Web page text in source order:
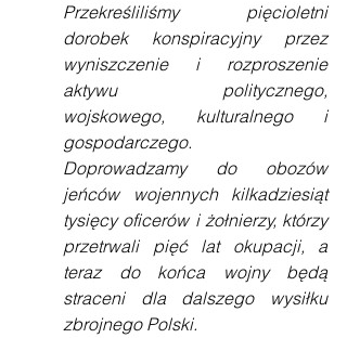
Przekreśliliśmy pięcioletni
dorobek konspiracyjny przez
wyniszczenie i rozproszenie
aktywu politycznego,
wojskowego, kulturalnego i
gospodarczego.
Doprowadzamy do obozów
jeńców wojennych kilkadziesiąt
tysięcy oficerów i żołnierzy, którzy
przetrwali pięć lat okupacji, a
teraz do końca wojny będą
straceni dla dalszego wysiłku
zbrojnego Polski.